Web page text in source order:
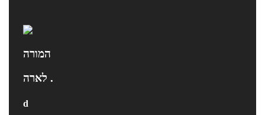
המורה
לארה .
d